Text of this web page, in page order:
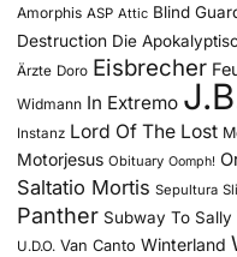
Amorphis ASP Attic Blind
Destruction Die
Ärzte Doro Eisbrecher
Widmann In Extremo
Instanz Lord Of The Lost
Motorjesus Obituary Oomph!
Saltatio Mortis Sepultura
Panther Subway To Sally
U.D.O. Van Canto Winterland